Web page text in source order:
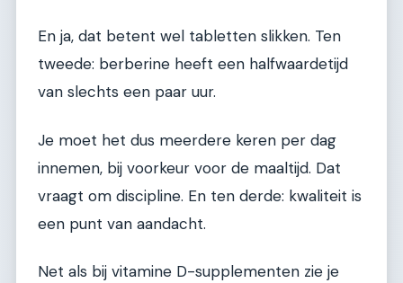
En ja, dat betent wel tabletten slikken. Ten
tweede: berberine heeft een halfwaardetijd
van slechts een paar uur.
Je moet het dus meerdere keren per dag
innemen, bij voorkeur voor de maaltijd. Dat
vraagt om discipline. En ten derde: kwaliteit is
een punt van aandacht.
Net als bij vitamine D-supplementen zie je